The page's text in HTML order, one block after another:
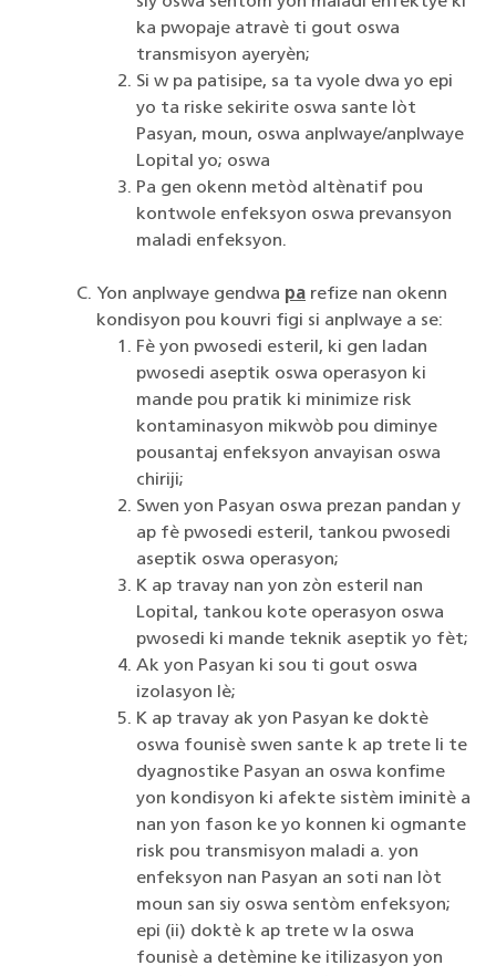
ka pwopaje atravè ti gout oswa
transmisyon ayeryèn;
Si w pa patisipe, sa ta vyole dwa yo epi
yo ta riske sekirite oswa sante lòt
Pasyan, moun, oswa anplwaye/anplwaye
Lopital yo; oswa
Pa gen okenn metòd altènatif pou
kontwole enfeksyon oswa prevansyon
maladi enfeksyon.
Yon anplwaye gendwa pa refize nan okenn
kondisyon pou kouvri figi si anplwaye a se:
Fè yon pwosedi esteril, ki gen ladan
pwosedi aseptik oswa operasyon ki
mande pou pratik ki minimize risk
kontaminasyon mikwòb pou diminye
pousantaj enfeksyon anvayisan oswa
chiriji;
Swen yon Pasyan oswa prezan pandan y
ap fè pwosedi esteril, tankou pwosedi
aseptik oswa operasyon;
K ap travay nan yon zòn esteril nan
Lopital, tankou kote operasyon oswa
pwosedi ki mande teknik aseptik yo fèt;
Ak yon Pasyan ki sou ti gout oswa
izolasyon lè;
K ap travay ak yon Pasyan ke doktè
oswa founisè swen sante k ap trete li te
dyagnostike Pasyan an oswa konfime
yon kondisyon ki afekte sistèm iminitè a
nan yon fason ke yo konnen ki ogmante
risk pou transmisyon maladi a. yon
enfeksyon nan Pasyan an soti nan lòt
moun san siy oswa sentòm enfeksyon;
epi (ii) doktè k ap trete w la oswa
founisè a detèmine ke itilizasyon yon